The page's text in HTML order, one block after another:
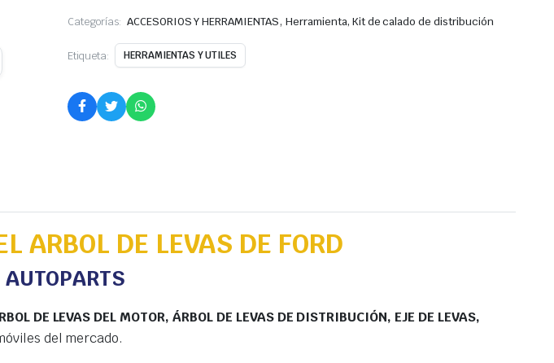
Categorías: ACCESORIOS Y HERRAMIENTAS, Herramienta, Kit de calado de distribución
Etiqueta: HERRAMIENTAS Y UTILES
ARBOL DE LEVAS DE FORD
AUTOPARTS
DE LEVAS DEL MOTOR, ÁRBOL DE LEVAS DE DISTRIBUCIÓN, EJE DE LEVAS,
del mercado.